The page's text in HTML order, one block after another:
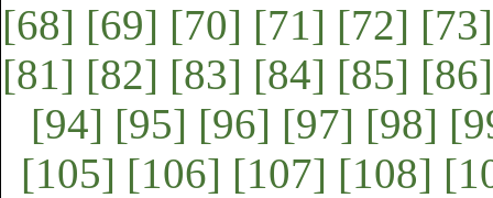
[68] [69] [70] [71] [72] [73]
[81] [82] [83] [84] [85] [86]
[94] [95] [96] [97] [98]
[105] [106] [107] [108]